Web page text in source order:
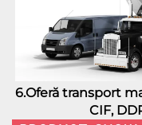
6.Oferă transport
CIF,